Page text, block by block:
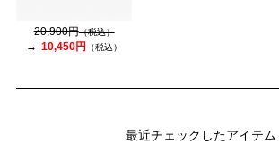
20,900円（税込）
10,450円 （税込）
最近チェックしたアイテム